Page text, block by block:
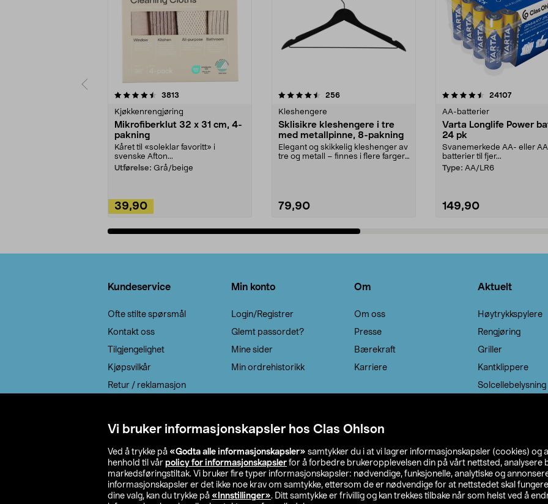
Vi bruker informasjonskapsler hos Clas Ohlson
Ved å trykke på «Godta alle informasjonskapsler» samtykker du i at vi lagrer informasjonskapsler (cookies) og
henhold til vår policy for informasjonskapsler for å forbedre brukeropplevelsen din på vårt nettsted, analysere
markedsføringstiltak. Vi bruker fire typer informasjonskapsler: nødvendige, funksjonelle, analytiske og
informasjonskapsler er det ikke noe krav om samtykke, ettersom de er nødvendige for at nettstedet skal
dine valg, kan du trykke på «Innstillinger». Ditt samtykke er frivillig og kan trekkes tilbake når som helst ved å
3813
Kjøkkenrengjøring
Mikrofiberklut 32 x 31 cm, 4-
pakning
Kåret til «soleklar favoritt» i
svenske Afton...
Utførelse: Grå/beige
39,90
4.5av 5 stjerner 256anmeldelser
Kleshengere
Sklisikre kleshengere i tre
med metallpinne, 8-pakning
Elegant og skikkelig kleshenger av
tre og metall – finnes i flere farger.
79,90
4.5av 5 stjerner 24107
AA-batterier
Varta Longlife Power
24 pk
Svanemerkede AA- eller
batterier til fjer...
Type: AA/LR6
149,90
4.5av 5 stjerner
Kundeservice
Ofte stilte spørsmål
Kontakt oss
Tilgjengelighet
Kjøpsvilkår
Retur / reklamasjon
Min konto
Login/Registrer
Glemt passordet?
Mine sider
Min ordrehistorikk
Om
Om oss
Presse
Bærekraft
Karriere
Aktuelt
Høytrykkspylere
Rengjøring
Griller
Kantklippere
Solcellebelysning